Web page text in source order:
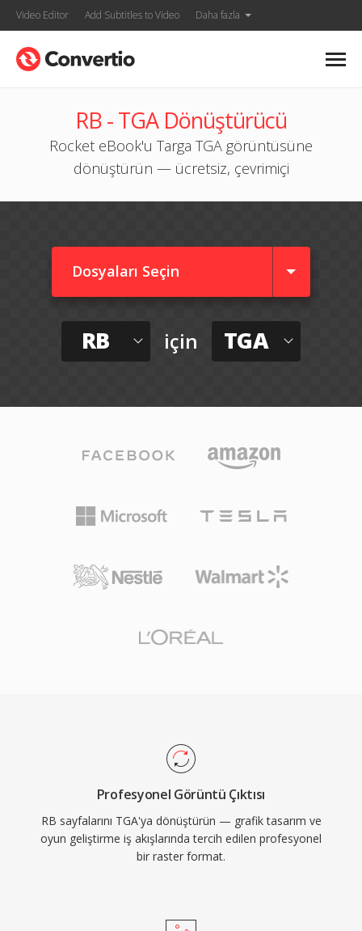
Video Editor Add Subtitles to Video Daha fazla
RB - TGA Dönüştürücü
Rocket eBook'u Targa TGA görüntüsüne
dönüştürün — ücretsiz, çevrimiçi
Dosyaları Seçin
RB için TGA
Profesyonel Görüntü Çıktısı
RB sayfalarını TGA'ya dönüştürün — grafik tasarım ve
oyun geliştirme iş akışlarında tercih edilen profesyonel
bir raster format.